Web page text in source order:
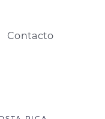
Contacto